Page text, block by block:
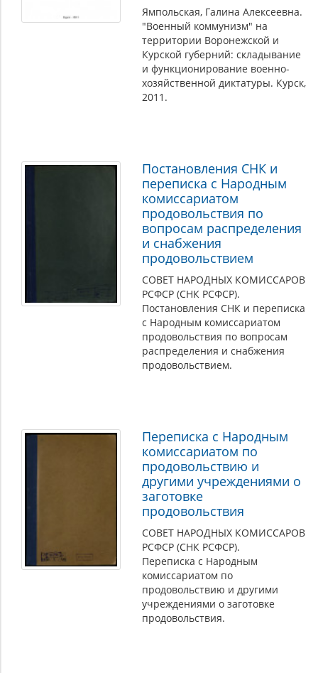
Ямпольская, Галина Алексеевна.
"Военный коммунизм" на
территории Воронежской и
Курской губерний: складывание
и функционирование военно-
хозяйственной диктатуры. Курск,
2011.
Постановления СНК и
переписка с Народным
комиссариатом
продовольствия по
вопросам распределения
и снабжения
продовольствием
СОВЕТ НАРОДНЫХ КОМИССАРОВ
РСФСР (СНК РСФСР).
Постановления СНК и переписка
с Народным комиссариатом
продовольствия по вопросам
распределения и снабжения
продовольствием.
Переписка с Народным
комиссариатом по
продовольствию и
другими учреждениями о
заготовке
продовольствия
СОВЕТ НАРОДНЫХ КОМИССАРОВ
РСФСР (СНК РСФСР).
Переписка с Народным
комиссариатом по
продовольствию и другими
учреждениями о заготовке
продовольствия.